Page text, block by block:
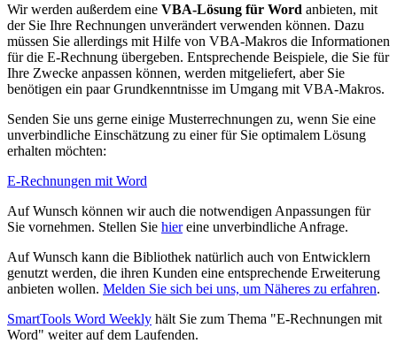
Wir werden außerdem eine VBA-Lösung für Word anbieten, mit
der Sie Ihre Rechnungen unverändert verwenden können. Dazu
müssen Sie allerdings mit Hilfe von VBA-Makros die Informationen
für die E-Rechnung übergeben. Entsprechende Beispiele, die Sie für
Ihre Zwecke anpassen können, werden mitgeliefert, aber Sie
benötigen ein paar Grundkenntnisse im Umgang mit VBA-Makros.
Senden Sie uns gerne einige Musterrechnungen zu, wenn Sie eine
unverbindliche Einschätzung zu einer für Sie optimalem Lösung
erhalten möchten:
E-Rechnungen mit Word
Auf Wunsch können wir auch die notwendigen Anpassungen für
Sie vornehmen. Stellen Sie hiereine unverbindliche Anfrage.
Auf Wunsch kann die Bibliothek natürlich auch von Entwicklern
genutzt werden, die ihren Kunden eine entsprechende Erweiterung
anbieten wollen. Melden Sie sich bei uns, um Näheres zu erfahren.
SmartTools Word Weekly hält Sie zum Thema "E-Rechnungen mit
Word" weiter auf dem Laufenden.